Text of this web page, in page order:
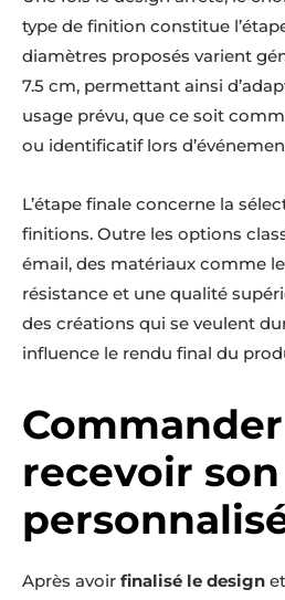
type de finition constitue
diamètres proposés varient
7.5 cm, permettant ainsi
usage prévu, que ce soit
ou identificatif lors
L’étape finale concerne la
finitions. Outre les options
émail, des matériaux comme
résistance et une qualité
des créations qui se veulent
influence le rendu final du
recevoir son
Après avoir finalisé le design